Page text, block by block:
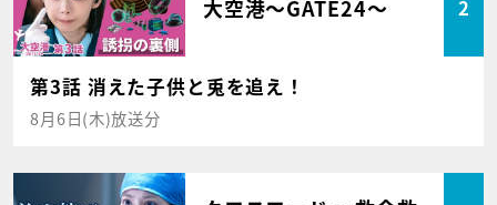
大空港～GATE24～ 2
第3話 消えた子供と兎を追え！
8月6日(木)放送分